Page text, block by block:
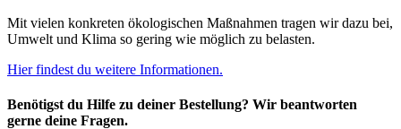
Mit vielen konkreten ökologischen Maßnahmen tragen wir dazu bei,
Umwelt und Klima so gering wie möglich zu belasten.
Hier findest du weitere Informationen.
Benötigst du Hilfe zu deiner Bestellung? Wir beantworten
gerne deine Fragen.